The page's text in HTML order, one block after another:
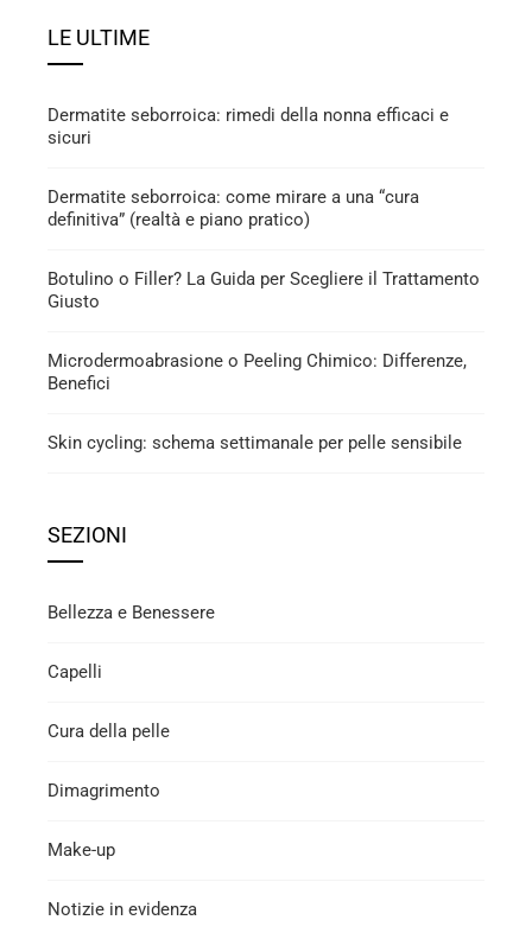
LE ULTIME
Dermatite seborroica: rimedi della nonna efficaci e
sicuri
Dermatite seborroica: come mirare a una “cura
definitiva” (realtà e piano pratico)
Botulino o Filler? La Guida per Scegliere il Trattamento
Giusto
Microdermoabrasione o Peeling Chimico: Differenze,
Benefici
Skin cycling: schema settimanale per pelle sensibile
SEZIONI
Bellezza e Benessere
Capelli
Cura della pelle
Dimagrimento
Make-up
Notizie in evidenza